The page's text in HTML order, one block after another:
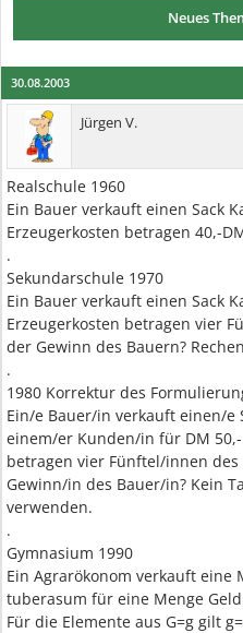
Neues
30.08.2003
Jürgen V.
Realschule 1960
Ein Bauer verkauft einen Sack
Erzeugerkosten betragen 40,-
.
Sekundarschule 1970
Ein Bauer verkauft einen Sack
Erzeugerkosten betragen vier
der Gewinn des Bauern?
.
1980 Korrektur des
Ein/e Bauer/in verkauft einen/e
einem/er Kunden/in für DM
betragen vier Fünftel/innen
Gewinn/in des Bauer/in? Kein
verwenden.
.
Gymnasium 1990
Ein Agrarökonom verkauft eine
tuberasum für eine Menge
Für die Elemente aus G=g gilt